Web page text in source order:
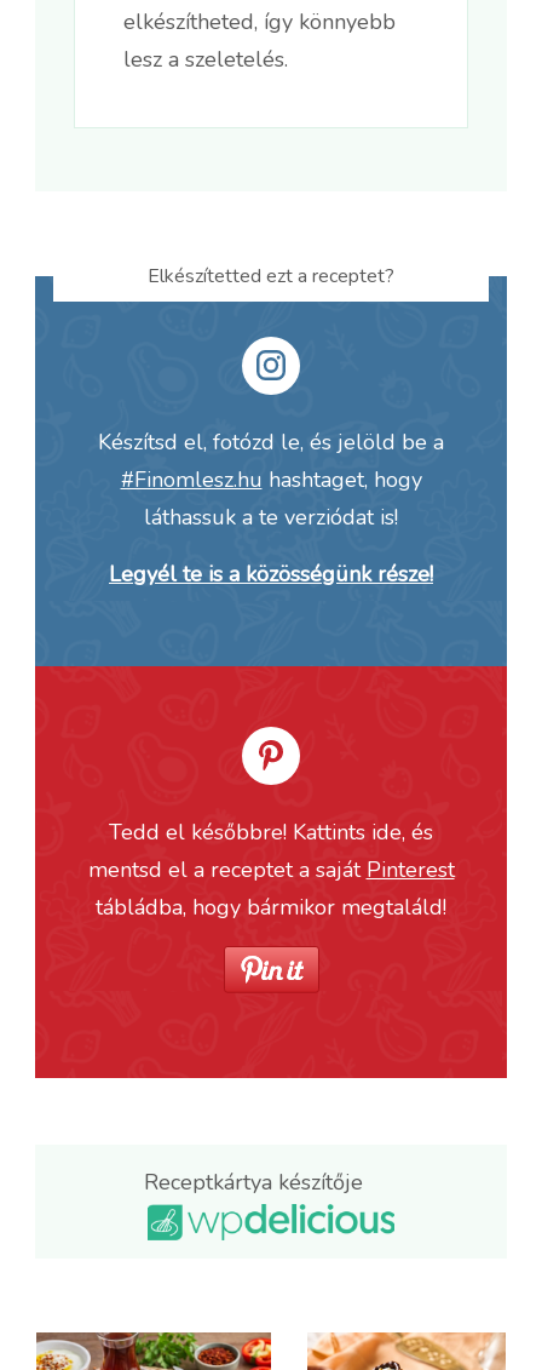
elkészítheted, így könnyebb
lesz a szeletelés.
Elkészítetted ezt a receptet?
Készítsd el, fotózd le, és jelöld be a
#Finomlesz.hu hashtaget, hogy
láthassuk a te verziódat is!
Legyél te is a közösségünk része!
Tedd el későbbre! Kattints ide, és
mentsd el a receptet a saját Pinterest
tábládba, hogy bármikor megtaláld!
Receptkártya készítője